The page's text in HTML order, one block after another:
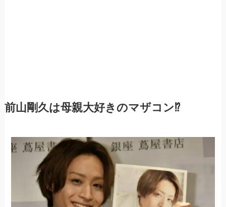
前山剛久は母親大好きのマザコン⁉︎